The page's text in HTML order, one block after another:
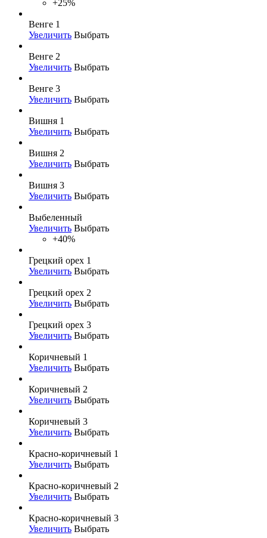
+25%
Венге 1
Увеличить Выбрать
Венге 2
Увеличить Выбрать
Венге 3
Увеличить Выбрать
Вишня 1
Увеличить Выбрать
Вишня 2
Увеличить Выбрать
Вишня 3
Увеличить Выбрать
Выбеленный
Увеличить Выбрать
+40%
Грецкий орех 1
Увеличить Выбрать
Грецкий орех 2
Увеличить Выбрать
Грецкий орех 3
Увеличить Выбрать
Коричневый 1
Увеличить Выбрать
Коричневый 2
Увеличить Выбрать
Коричневый 3
Увеличить Выбрать
Красно-коричневый 1
Увеличить Выбрать
Красно-коричневый 2
Увеличить Выбрать
Красно-коричневый 3
Увеличить Выбрать